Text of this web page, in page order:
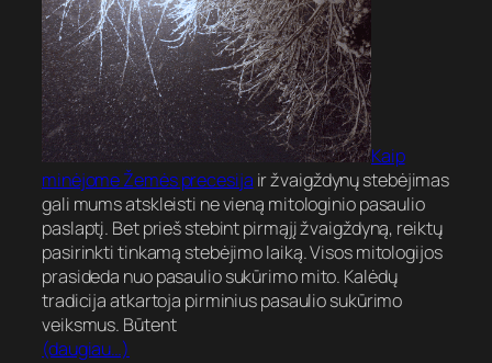
Kaip
minėjome Žemės precesija ir žvaigždynų stebėjimas
gali mums atskleisti ne vieną mitologinio pasaulio
paslaptį. Bet prieš stebint pirmąjį žvaigždyną, reiktų
pasirinkti tinkamą stebėjimo laiką. Visos mitologijos
prasideda nuo pasaulio sukūrimo mito. Kalėdų
tradicija atkartoja pirminius pasaulio sukūrimo
veiksmus. Būtent
(daugiau…)